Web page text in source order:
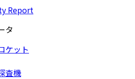
Report
タ
ケット
査機